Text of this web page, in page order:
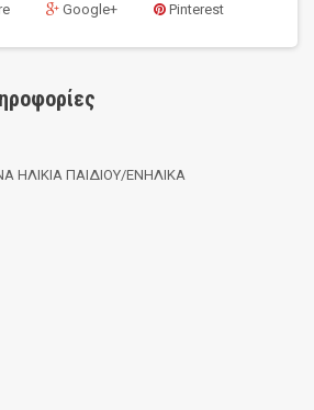
Google+ Pinterest
ΗΛΙΚΙΑ ΠΑΙΔΙΟΥ/ΕΝΗΛΙΚΑ